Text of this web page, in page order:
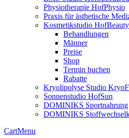
Physiotherapie HofPhysio
Praxis für ästhetische
Kosmetikstudio HofBeauty
Behandlungen
Männer
Preise
Shop
Termin buchen
Rabatte
Kryolipolyse Studio
Sonnenstudio HofSun
DOMINIKS Sportnahrung
DOMINIKS
CartMenu